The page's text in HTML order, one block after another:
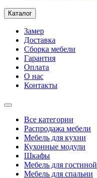
Каталог
Замер
Доставка
Сборка мебели
Гарантия
Оплата
О нас
Контакты
Все категории
Распродажа мебели
Мебель для кухни
Кухонные модули
Шкафы
Мебель для гостиной
Мебель для спальни